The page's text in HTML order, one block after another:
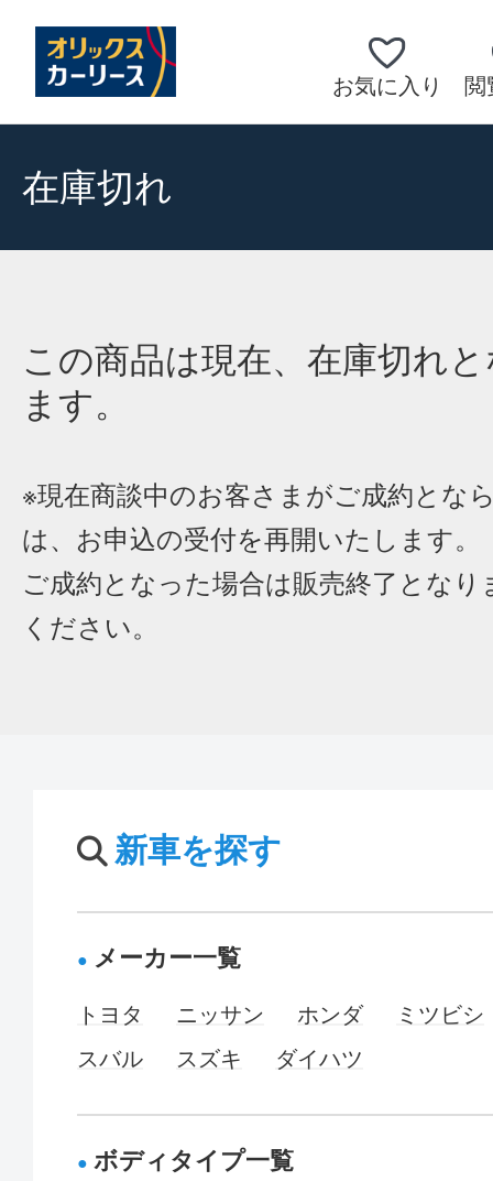
お気に入り 閲
在庫切れ
この商品は現在、在庫切れ
ます。
※現在商談中のお客さまがご成約とな
は、お申込の受付を再開いたします。
ご成約となった場合は販売終了となり
ください。
新車を探す
メーカー一覧
トヨタ ニッサン ホンダ
ミツビシ
スバル
スズキ ダイハツ
ボディタイプ一覧